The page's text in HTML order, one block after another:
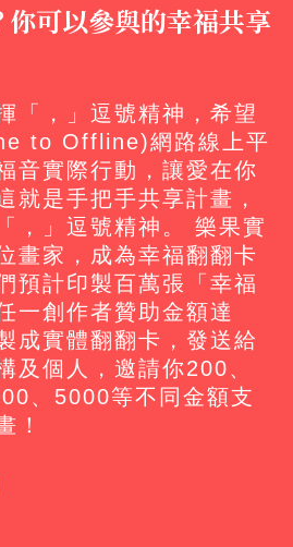
可以參與的幸福共享
「，」逗號精神，希望
to Offline)網路線上平
音實際行動，讓愛在你
就是手把手共享計畫，
，」逗號精神。 樂果實
畫家，成為幸福翻翻卡
預計印製百萬張「幸福
一創作者贊助金額達
成實體翻翻卡，發送給
及個人，邀請你200、
、5000等不同金額支
！